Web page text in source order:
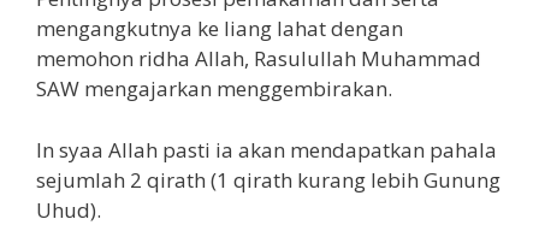
mengangkutnya ke liang lahat dengan
memohon ridha Allah, Rasulullah Muhammad
SAW mengajarkan menggembirakan.
In syaa Allah pasti ia akan mendapatkan pahala
sejumlah 2 qirath (1 qirath kurang lebih Gunung
Uhud).